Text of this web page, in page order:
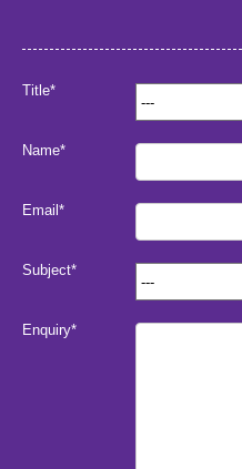
Title*
Name*
Email*
Subject*
Enquiry*